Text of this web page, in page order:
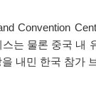
Convention
는 물론 중국
내민 한국 참가